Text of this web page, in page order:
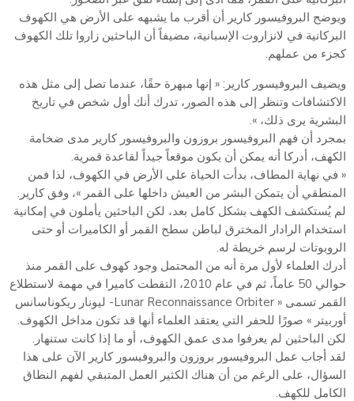
ويوضح البروفيسور كارير أن أقرب ما يشبهه على الأرض هي الكهوف
البركانية في لانزاروت الإسبانية، مضيفاً أن الباحثين زاروا تلك الكهوف
كجزء من عملهم.
ويضيف البروفيسور كارير: « إنها مبهرة حقًا، عندما تصل إلى مثل هذه
الاكتشافات وتنظر إلى هذه الصور، تدرك أنك أول شخص في تاريخ
البشرية يرى ذلك، ».
بمجرد أن فهم البروفيسور بروزون والبروفيسور كارير مدى ضخامة
الكهف، أدركا أنه يمكن أن يكون موقعاً جيداً لقاعدة قمرية.
« في نهاية المطاف، بدأت الحياة على الأرض في الكهوف، لذا فمن
المنطقي أن يتمكن البشر من العيش داخلها على القمر »، وفق كارير.
لم يُستكشف الكهف بشكل كامل بعد، لكن الباحثين يأملون في إمكانية
استخدام الرادار المخترق لباطن سطح القمر أو الكاميرات أو حتى
الروبوتات لرسم خريطة له.
أدرك العلماء لأول مرة أنه من المحتمل وجود كهوف على القمر منذ
حوالي 50 عاماً، ثم في عام 2010، التقطت كاميرا في مهمة لاستطلاع
القمر تسمى « Lunar Reconnaissance Orbiter- ليونار ريكوناسانس
أوربيتر » صورًا للحفر التي يعتقد العلماء أنها قد تكون مداخل الكهوف.
لكن الباحثين لم يعرفوا مدى عمق الكهوف، أو ما إذا كانت ستنهار.
لقد أجاب عمل البروفيسور بروزون والبروفيسور كارير الآن على هذا
السؤال، على الرغم من أن هناك الكثير العمل المتبقي لفهم النطاق
الكامل للكهف.